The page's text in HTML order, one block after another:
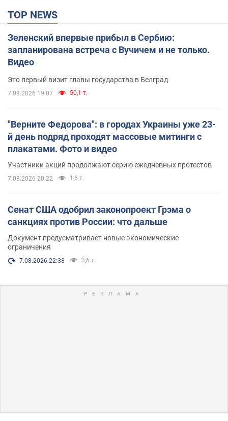
TOP NEWS
Зеленский впервые прибыл в Сербию:
запланирована встреча с Вучичем и не только.
Видео
Это первый визит главы государства в Белград
7.08.2026 19:07 50,1 т.
"Верните Федорова": в городах Украины уже 23-
й день подряд проходят массовые митинги с
плакатами. Фото и видео
Участники акций продолжают серию ежедневных протестов
7.08.2026 20:22 1,6 т.
Сенат США одобрил законопроект Грэма о
санкциях против России: что дальше
Документ предусматривает новые экономические
ограничения
7.08.2026 22:38 3,6 т.